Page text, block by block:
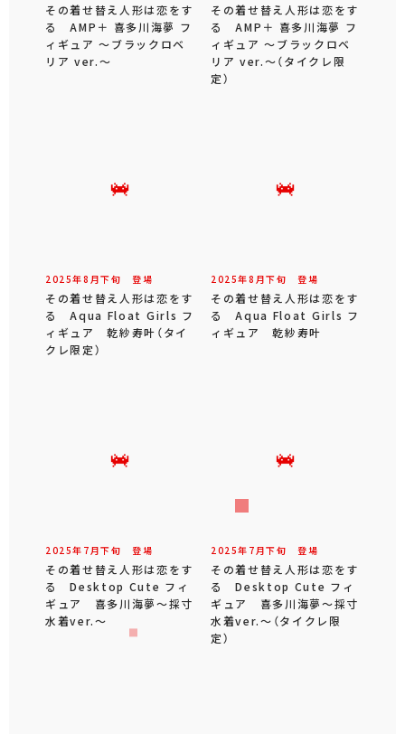
その着せ替え人形は恋をす
る AMP＋ 喜多川海夢 フ
ィギュア ～ブラックロベ
リア ver.～
その着せ替え人形は恋をす
る AMP＋ 喜多川海夢 フ
ィギュア ～ブラックロベ
リア ver.～（タイクレ限
定）
2025年8 月下旬 登場
その着せ替え人形は恋をす
る Aqua Float Girls フ
ィギュア 乾紗寿叶（タイ
クレ限定）
2025年8 月下旬 登場
その着せ替え人形は恋をす
る Aqua Float Girls フ
ィギュア 乾紗寿叶
2025年 7 月下旬 登場
その着せ替え人形は恋をす
る Desktop Cute フィ
ギュア 喜多川海夢～採寸
水着ver.～
2025年 7 月下旬 登場
その着せ替え人形は恋をす
る Desktop Cute フィ
ギュア 喜多川海夢～採寸
水着ver.～（タイクレ限
定）